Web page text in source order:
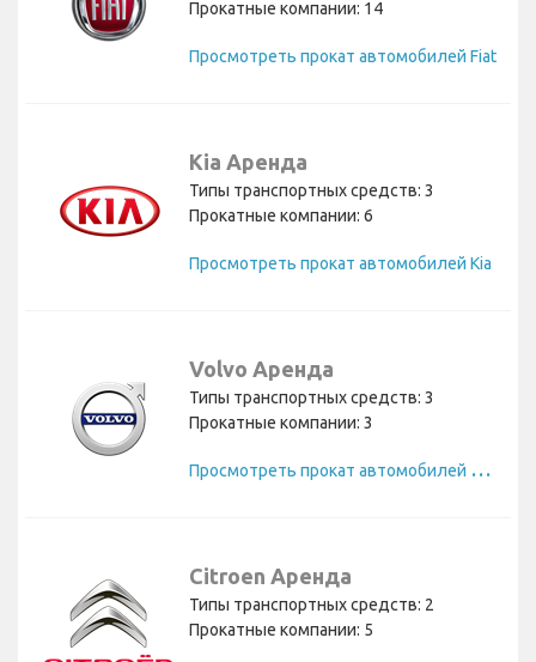
Прокатные компании: 14
Просмотреть прокат автомобилей Fiat
Kia Аренда
Типы транспортных средств: 3
Прокатные компании: 6
Просмотреть прокат автомобилей Kia
Volvo Аренда
Типы транспортных средств: 3
Прокатные компании: 3
П
росмотреть прокат автомобилей Volvo
Citroen Аренда
Типы транспортных средств: 2
Прокатные компании: 5